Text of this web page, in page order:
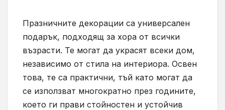
Празничните декорации са универсален
подарък, подходящ за хора от всички
възрасти. Те могат да украсят всеки дом,
независимо от стила на интериора. Освен
това, те са практични, тъй като могат да
се използват многократно през годините,
което ги прави стойностен и устойчив